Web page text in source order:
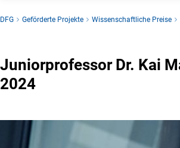
DFG Geförderte Projekte Wissenschaftliche Preise
Juniorprofessor Dr. Kai
2024